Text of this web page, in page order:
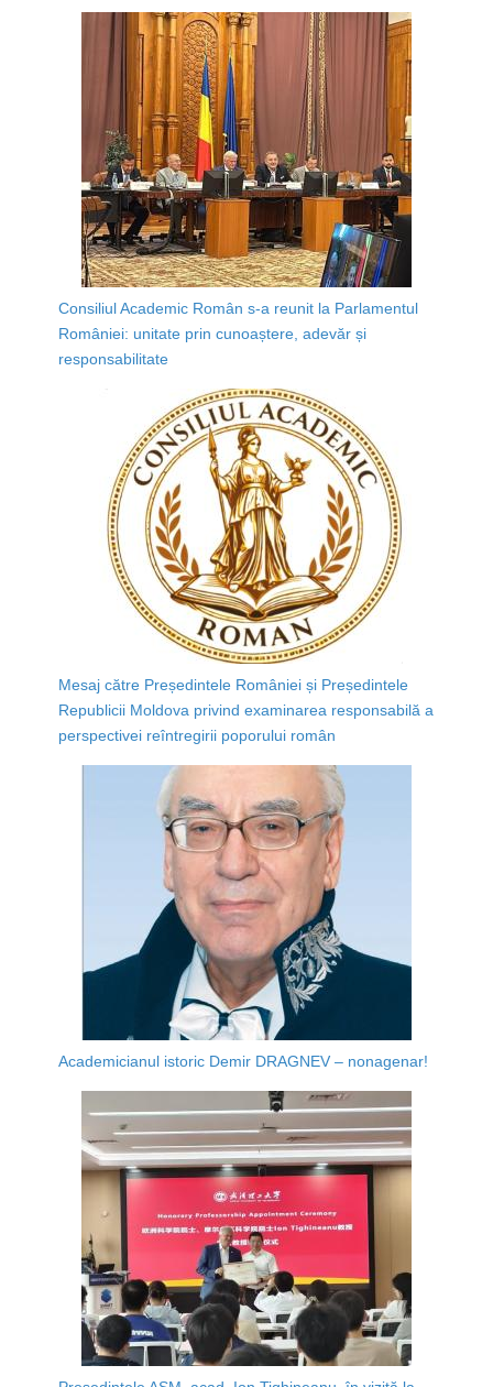
Consiliul Academic Român s-a reunit la Parlamentul
României: unitate prin cunoaștere, adevăr și
responsabilitate
Mesaj către Președintele României și Președintele
Republicii Moldova privind examinarea responsabilă a
perspectivei reîntregirii poporului român
Academicianul istoric Demir DRAGNEV – nonagenar!